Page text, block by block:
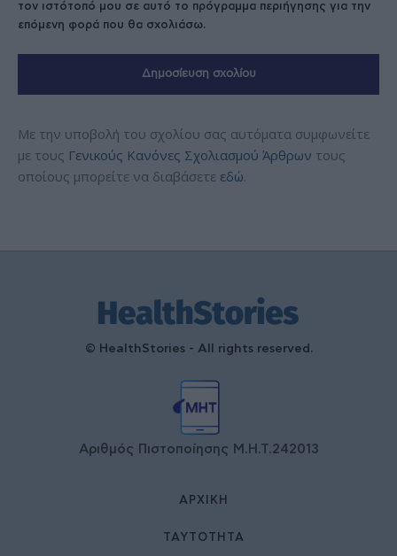
τον ιστότοπό μου σε αυτό το πρόγραμμα περιήγησης για την
επόμενη φορά που θα σχολιάσω.
Με την υποβολή του σχολίου σας αυτόματα συμφωνείτε
με τους Γενικούς Κανόνες Σχολιασμού Άρθρων τους
οποίους μπορείτε να διαβάσετε εδώ.
© HealthStories - All rights reserved.
Αριθμός Πιστοποίησης Μ.Η.Τ.242013
ΑΡΧΙΚΉ
ΤΑΥΤΌΤΗΤΑ